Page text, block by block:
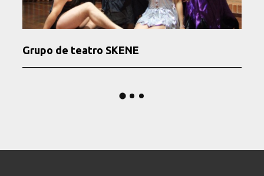
Grupo de teatro SKENE